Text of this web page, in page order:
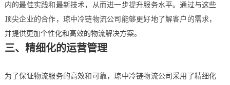
内的最佳实践和最新技术，从而进一步提升服务水平。通过与这些
顶尖企业的合作，琼中冷链物流公司能够更好地了解客户的需求，
并提供更加个性化和高效的物流解决方案。
三、精细化的运营管理
为了保证物流服务的高效和可靠，琼中冷链物流公司采用了精细化